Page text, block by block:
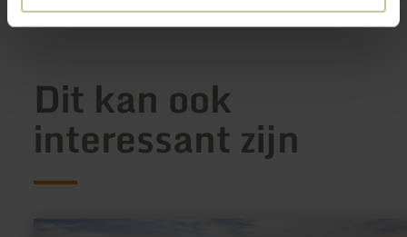
Dit kan ook
interessant zijn